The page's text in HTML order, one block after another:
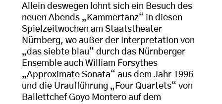
Allein deswegen lohnt sich ein Besuch des
neuen Abends „Kammertanz“ in diesen
Spielzeitwochen am Staatstheater
Nürnberg, wo außer der Interpretation von
„das siebte blau“ durch das Nürnberger
Ensemble auch William Forsythes
„Approximate Sonata“ aus dem Jahr 1996
und die Uraufführung „Four Quartets“ von
Ballettchef Goyo Montero auf dem